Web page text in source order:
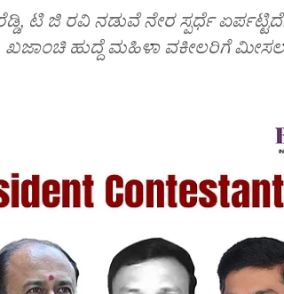
ಟಿ ಜಿ ರವಿ ನಡುವೆ ನೇರ ಸ್ಪರ್ಧೆ
ಖಜಾಂಚಿ ಹುದ್ದೆ ಮಹಿಳಾ ವಕೀಲರಿಗೆ